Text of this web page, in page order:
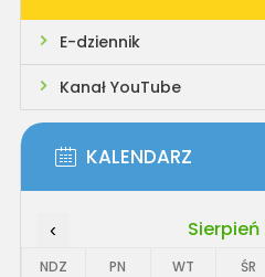
E-dziennik
Kanał YouTube
KALENDARZ
‹ Sierpień
NDZ PN WT ŚR